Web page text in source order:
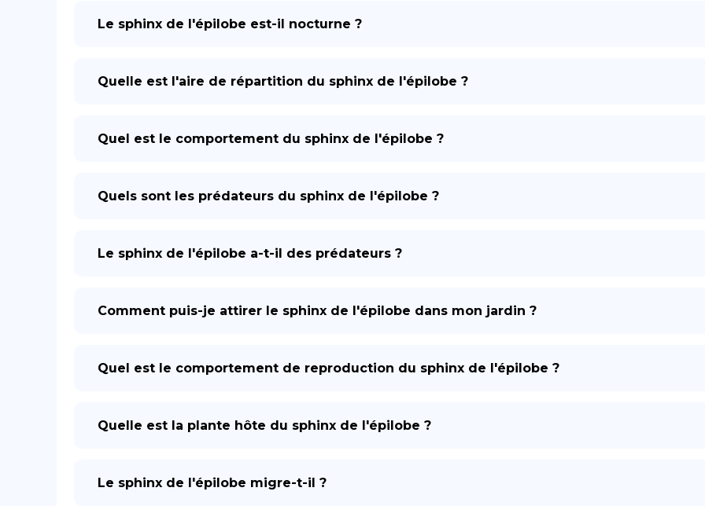
Le sphinx de l'épilobe est-il nocturne ?
Quelle est l'aire de répartition du sphinx de l'épilobe ?
Quel est le comportement du sphinx de l'épilobe ?
Quels sont les prédateurs du sphinx de l'épilobe ?
Le sphinx de l'épilobe a-t-il des prédateurs ?
Comment puis-je attirer le sphinx de l'épilobe dans mon jardin ?
Quel est le comportement de reproduction du sphinx de l'épilobe ?
Quelle est la plante hôte du sphinx de l'épilobe ?
Le sphinx de l'épilobe migre-t-il ?